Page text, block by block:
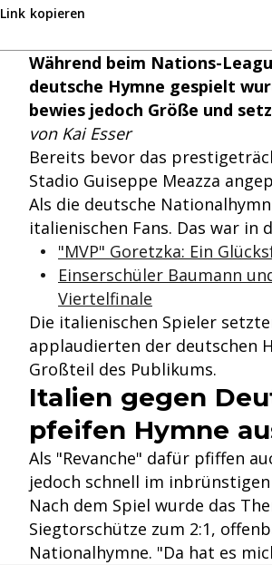
Link kopieren
Während beim Nations-
deutsche Hymne gespielt
bewies jedoch Größe und
von Kai Esser
Bereits bevor das
Stadio Guiseppe Meazza
Als die deutsche
italienischen Fans. Das war
"MVP" Goretzka: Ein
Einserschüler Baumann
Viertelfinale
Die italienischen Spieler
applaudierten der deutschen
Großteil des Publikums.
Italien gegen
pfeifen Hymne
Als "Revanche" dafür pfiffen
jedoch schnell im
Nach dem Spiel wurde das
Siegtorschütze zum 2:1,
Nationalhymne. "Da hat es